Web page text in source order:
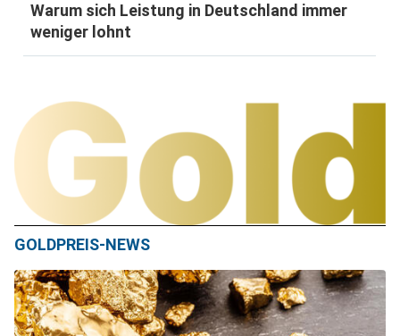
Warum sich Leistung in Deutschland immer
weniger lohnt
GOLDPREIS-NEWS